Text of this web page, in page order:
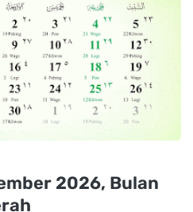
2026, Bulan